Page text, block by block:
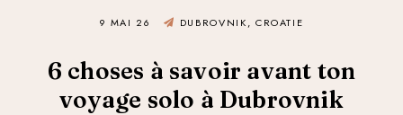
9 MAI 26 DUBROVNIK, CROATIE
6 choses à savoir avant ton
voyage solo à Dubrovnik